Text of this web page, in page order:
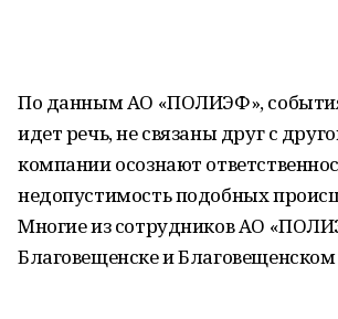
По данным АО «ПОЛИЭФ»,
идет речь, не связаны друг с
компании осознают
недопустимость подобных
Многие из сотрудников АО
Благовещенске и Благовещенском